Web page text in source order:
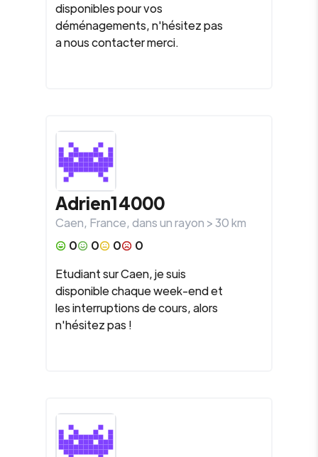
disponibles pour vos
déménagements, n'hésitez pas
a nous contacter merci.
Adrien14000
Caen, France, dans un rayon >30km
0
0 0
0
Etudiant sur Caen, je suis
disponible chaque week-end et
les interruptions de cours, alors
n'hésitez pas !